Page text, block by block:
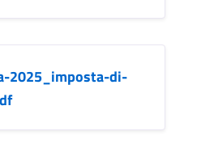
2025_imposta-di-